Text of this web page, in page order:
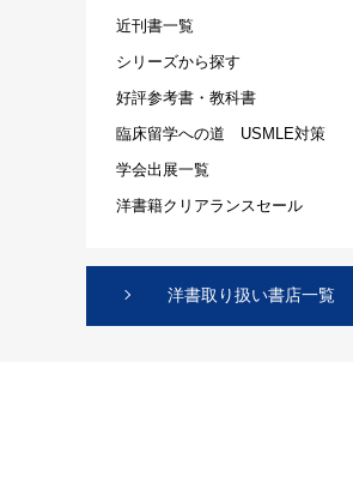
近刊書一覧
シリーズから探す
好評参考書・教科書
臨床留学への道 USMLE対策
学会出展一覧
洋書籍クリアランスセール
洋書取り扱い書店一覧